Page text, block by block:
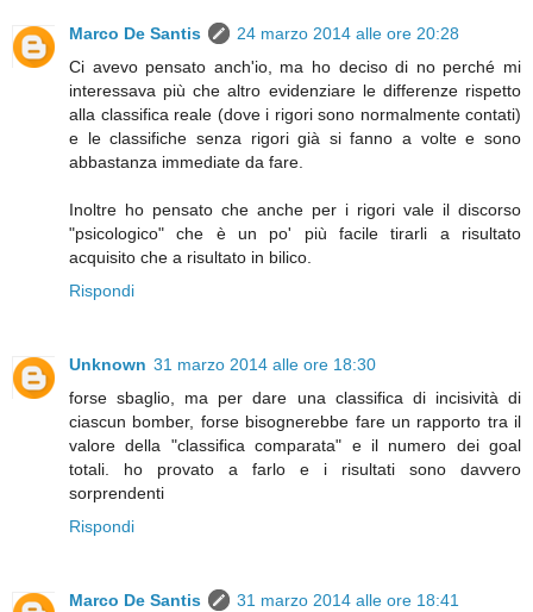
Marco De Santis
24 marzo 2014 alle ore 20:28
Ci avevo pensato anch'io, ma ho deciso di no perché mi
interessava più che altro evidenziare le differenze rispetto
alla classifica reale (dove i rigori sono normalmente contati)
e le classifiche senza rigori già si fanno a volte e sono
abbastanza immediate da fare.
Inoltre ho pensato che anche per i rigori vale il discorso
"psicologico" che è un po' più facile tirarli a risultato
acquisito che a risultato in bilico.
Rispondi
Unknown 31 marzo 2014 alle ore 18:30
forse sbaglio, ma per dare una classifica di incisività di
ciascun bomber, forse bisognerebbe fare un rapporto tra il
valore della "classifica comparata" e il numero dei goal
totali. ho provato a farlo e i risultati sono davvero
sorprendenti
Rispondi
Marco De Santis
31 marzo 2014 alle ore 18:41